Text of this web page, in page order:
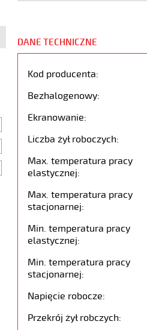
DANE TECHNICZNE
Kod producenta:
Bezhalogenowy:
Ekranowanie:
Liczba żył roboczych:
Max. temperatura pracy
elastycznej:
Max. temperatura pracy
stacjonarnej:
Min. temperatura pracy
elastycznej:
Min. temperatura pracy
stacjonarnej:
Napięcie robocze:
Przekrój żył robczych: